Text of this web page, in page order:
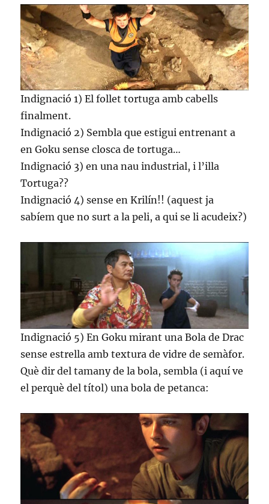
Indignació 1) El follet tortuga amb cabells
finalment.
Indignació 2) Sembla que estigui entrenant a
en Goku sense closca de tortuga…
Indignació 3) en una nau industrial, i l’illa
Tortuga??
Indignació 4) sense en Krilín!! (aquest ja
sabíem que no surt a la peli, a qui se li acudeix?)
Indignació 5) En Goku mirant una Bola de Drac
sense estrella amb textura de vidre de semàfor.
Què dir del tamany de la bola, sembla (i aquí ve
el perquè del títol) una bola de petanca: